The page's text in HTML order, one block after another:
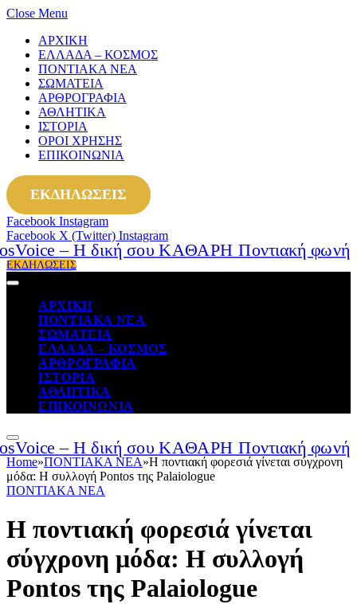
Close Menu
ΑΡΧΙΚΗ
ΕΛΛΑΔΑ – ΚΟΣΜΟΣ
ΠΟΝΤΙΑΚΑ ΝΕΑ
ΣΩΜΑΤΕΙΑ
ΑΡΘΡΟΓΡΑΦΙΑ
ΑΘΛΗΤΙΚΑ
ΙΣΤΟΡΙΑ
ΟΡΟΙ ΧΡΗΣΗΣ
ΕΠΙΚΟΙΝΩΝΙΑ
ΕΚΔΗΛΩΣΕΙΣ
Facebook Instagram
Facebook X (Twitter) Instagram
ΕΚΔΗΛΩΣΕΙΣ
ΑΡΧΙΚΗ
ΠΟΝΤΙΑΚΑ ΝΕΑ
ΣΩΜΑΤΕΙΑ
ΕΛΛΑΔΑ – ΚΟΣΜΟΣ
ΑΡΘΡΟΓΡΑΦΙΑ
ΙΣΤΟΡΙΑ
ΑΘΛΗΤΙΚΑ
ΕΠΙΚΟΙΝΩΝΙΑ
Home»ΠΟΝΤΙΑΚΑ ΝΕΑ»Η ποντιακή φορεσιά γίνεται σύγχρονη
μόδα: Η συλλογή Pontos της Palaiologue
ΠΟΝΤΙΑΚΑ ΝΕΑ
Η ποντιακή φορεσιά γίνεται
σύγχρονη μόδα: Η συλλογή
Pontos της Palaiologue